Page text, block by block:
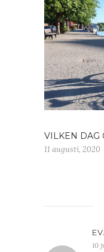
VILKEN DAG
11 augusti, 2020
10